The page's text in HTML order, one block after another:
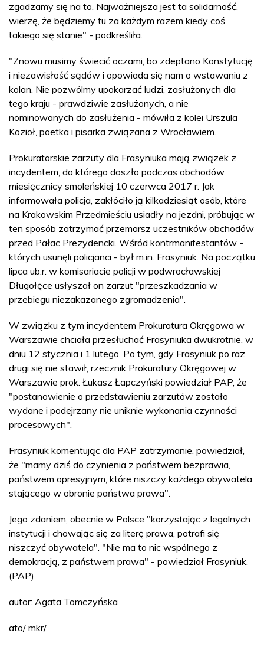
zgadzamy się na to. Najważniejsza jest ta solidarność,
wierzę, że będziemy tu za każdym razem kiedy coś
takiego się stanie" - podkreśliła.
"Znowu musimy świecić oczami, bo zdeptano Konstytucję
i niezawisłość sądów i opowiada się nam o wstawaniu z
kolan. Nie pozwólmy upokarzać ludzi, zasłużonych dla
tego kraju - prawdziwie zasłużonych, a nie
nominowanych do zasłużenia - mówiła z kolei Urszula
Kozioł, poetka i pisarka związana z Wrocławiem.
Prokuratorskie zarzuty dla Frasyniuka mają związek z
incydentem, do którego doszło podczas obchodów
miesięcznicy smoleńskiej 10 czerwca 2017 r. Jak
informowała policja, zakłóciło ją kilkadziesiąt osób, które
na Krakowskim Przedmieściu usiadły na jezdni, próbując w
ten sposób zatrzymać przemarsz uczestników obchodów
przed Pałac Prezydencki. Wśród kontrmanifestantów -
których usunęli policjanci - był m.in. Frasyniuk. Na początku
lipca ub.r. w komisariacie policji w podwrocławskiej
Długołęce usłyszał on zarzut "przeszkadzania w
przebiegu niezakazanego zgromadzenia".
W związku z tym incydentem Prokuratura Okręgowa w
Warszawie chciała przesłuchać Frasyniuka dwukrotnie, w
dniu 12 stycznia i 1 lutego. Po tym, gdy Frasyniuk po raz
drugi się nie stawił, rzecznik Prokuratury Okręgowej w
Warszawie prok. Łukasz Łapczyński powiedział PAP, że
"postanowienie o przedstawieniu zarzutów zostało
wydane i podejrzany nie uniknie wykonania czynności
procesowych".
Frasyniuk komentując dla PAP zatrzymanie, powiedział,
że "mamy dziś do czynienia z państwem bezprawia,
państwem opresyjnym, które niszczy każdego obywatela
stającego w obronie państwa prawa".
Jego zdaniem, obecnie w Polsce "korzystając z legalnych
instytucji i chowając się za literę prawa, potrafi się
niszczyć obywatela". "Nie ma to nic wspólnego z
demokracją, z państwem prawa" - powiedział Frasyniuk.
(PAP)
autor: Agata Tomczyńska
ato/ mkr/